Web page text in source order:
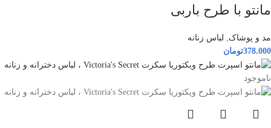
مانتو با طرح باربی
مد و پوشاک, لباس زنانه
378.000تومان
ناموجود